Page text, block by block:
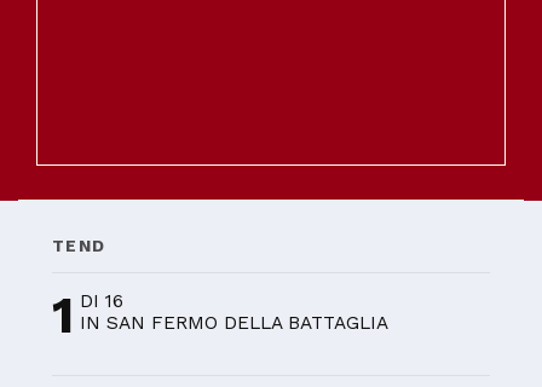
TEND
1 DI 16
IN SAN FERMO DELLA BATTAGLIA